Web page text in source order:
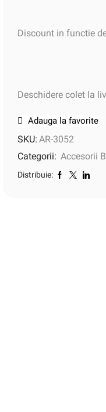
Discount in functie
Deschidere colet la
Adauga la favorite
SKU: AR-3052
Categorii: Accesorii
Distribuie: